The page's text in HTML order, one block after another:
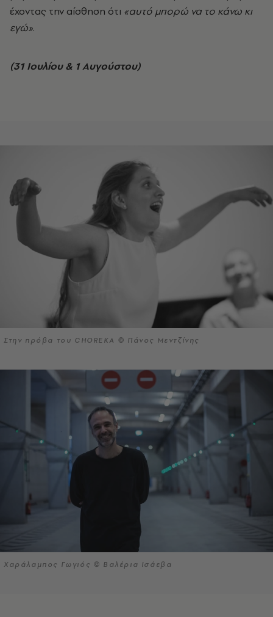
έχοντας την αίσθηση ότι «αυτό μπορώ να το κάνω κι
εγώ».
(31 Ιουλίου & 1 Αυγούστου)
Στην πρόβα του CHOREKA © Πάνος Μεντζίνης
Χαράλαμπος Γωγιός © Βαλέρια Ισάεβα